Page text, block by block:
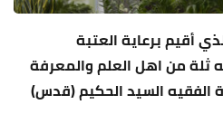
أقيم برعاية العتبة
ثلة من اهل العلم والمعرفة
الفقيه السيد الحكيم (قدس)